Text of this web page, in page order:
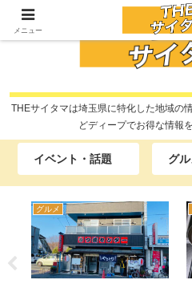
THEサイタマは埼玉県に特化した地域の
どディープでお得な情報
イベント・話題 グル
グルメ
メニュー